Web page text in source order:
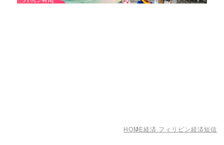
HOME経済 フィリピン経済短信